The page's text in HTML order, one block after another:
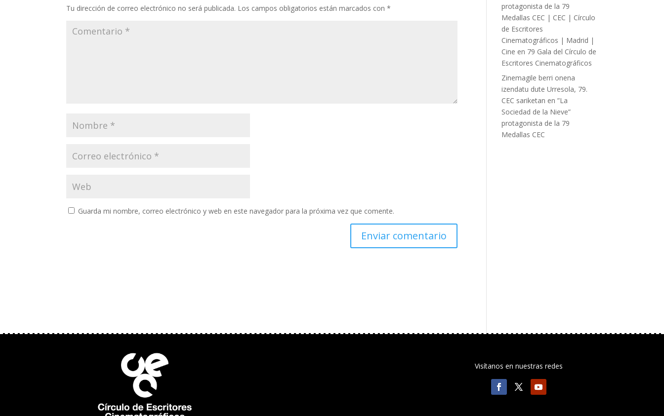
Tu dirección de correo electrónico no será publicada. Los campos obligatorios están marcados con*
Guarda mi nombre, correo electrónico y web en este navegador para la próxima vez que comente.
protagonista de la 79
Medallas CEC | CEC | Círculo
de Escritores
Cinematográficos | Madrid |
Cine en 79 Gala del Círculo de
Escritores Cinematográficos
Zinemagile berri onena
izendatu dute Urresola, 79.
CEC sariketan en”La
Sociedad de la Nieve”
protagonista de la 79
Medallas CEC
Visítanos en nuestras redes